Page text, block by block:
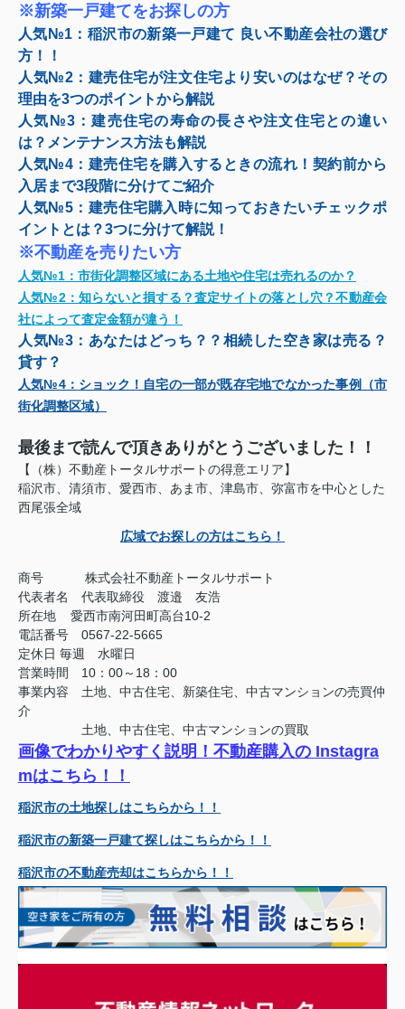
※新築一戸建てをお探しの方
人気№1： 稲沢市の新築一戸建て 良い不動産会社の選び
方！！
人気№2： 建売住宅が注文住宅より安いのはなぜ？その
理由を3つのポイントから解説
人気№3：建売住宅の寿命の長さや注文住宅との違い
は？メンテナンス方法も解説
人気№4： 建売住宅を購入するときの流れ！契約前から
入居まで3段階に分けてご紹介
人気№5： 建売住宅購入時に知っておきたいチェックポ
イントとは？3つに分けて解説！
※不動産を売りたい方
人気№1： 市街化調整区域にある土地や住宅は売れるのか？
人気№2：知らないと損する？査定サイトの落とし穴？不動産会
社によって査定金額が違う！
人気№3： あなたはどっち？？相続した空き家は売る？
貸す？
人気№4： ショック！自宅の一部が既存宅地でなかった事例（市
街化調整区域）
最後まで読んで頂きありがとうございました！！
【（株）不動産トータルサポートの得意エリア】
稲沢市、清須市、愛西市、あま市、津島市、弥富市を中心とした
西尾張全域
広域でお探しの方はこちら！
商号
株式会社不動産トータルサポート
代表者名 代表取締役 渡邉 友浩
所在地 愛西市南河田町高台10-2
電話番号 0567-22-5665
定休日 毎週 水曜日
営業時間 10：00～18：00
事業内容 土地、中古住宅、新築住宅、中古マンションの売買仲
介
土地、中古住宅、中古マンションの買取
画像でわかりやすく説明！不動産購入の Instagra
mはこちら！！
稲沢市の土地探しはこちらから！！
稲沢市の新築一戸建て探しはこちらから！！
稲沢市の不動産売却はこちらから！！